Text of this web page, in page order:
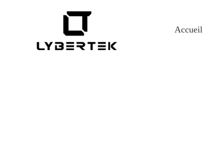
Accueil